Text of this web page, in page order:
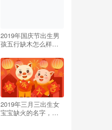
2019年国庆节出生男
孩五行缺木怎么样起
2019年三月三出生女
宝宝缺火的名字，起